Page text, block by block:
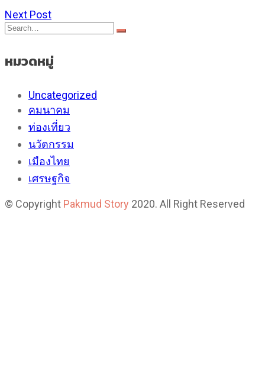
Next Post
หมวดหมู่
Uncategorized
คมนาคม
ท่องเที่ยว
นวัตกรรม
เมืองไทย
เศรษฐกิจ
© Copyright Pakmud Story 2020. All Right Reserved